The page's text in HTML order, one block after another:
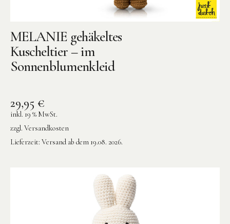
InstagramPinterest
MELANIE gehäkeltes
Kuscheltier – im
Sonnenblumenkleid
29,95 €
inkl. 19 % MwSt.
zzgl. Versandkosten
Lieferzeit: Versand ab dem 19.08. 2026.